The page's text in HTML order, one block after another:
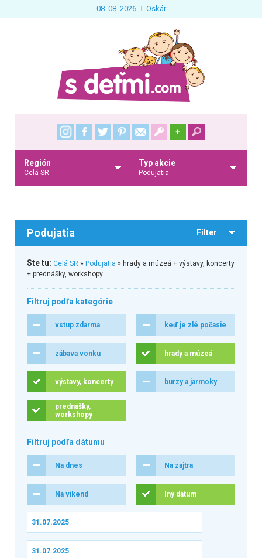
08. 08. 2026 Oskár
+
Región
Celá SR
Typ akcie
Podujatia
Podujatia Filter
Ste tu: Celá SR» Podujatia » hrady a múzeá + výstavy, koncerty
+ prednášky, workshopy
Filtruj podľa kategórie
vstup zdarma keď je zlé počasie
zábava vonku hrady a múzeá
výstavy, koncerty burzy a jarmoky
prednášky,
workshopy
Filtruj podľa dátumu
Na dnes Na zajtra
Na víkend Iný dátum